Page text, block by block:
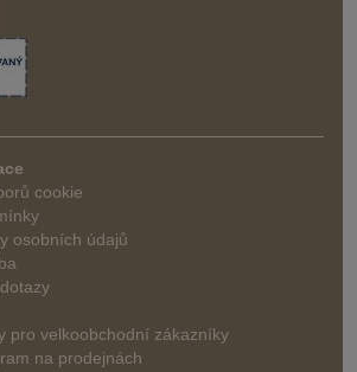
cookie
osobních údajů
pro velkoobchodní zákazníky
na prodejnách